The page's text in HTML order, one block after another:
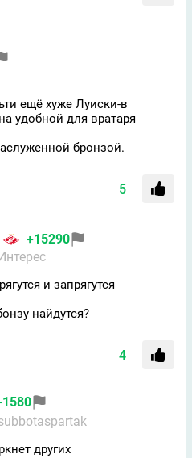
ещё хуже Луиски-в
удобной для вратаря
бронзой.
5
+15290
и запрягутся
найдутся?
4
других